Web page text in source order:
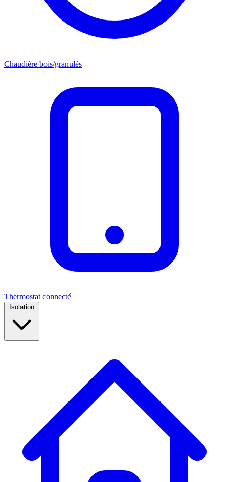
Chaudière bois/granulés
Thermostat connecté